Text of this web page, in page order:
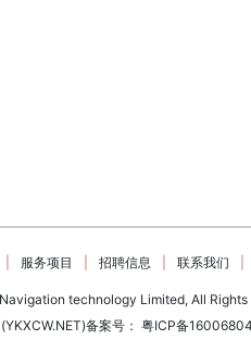
服务项目 招聘信息 联系我们
technology Limited, All Rights
备案号： 粤ICP备